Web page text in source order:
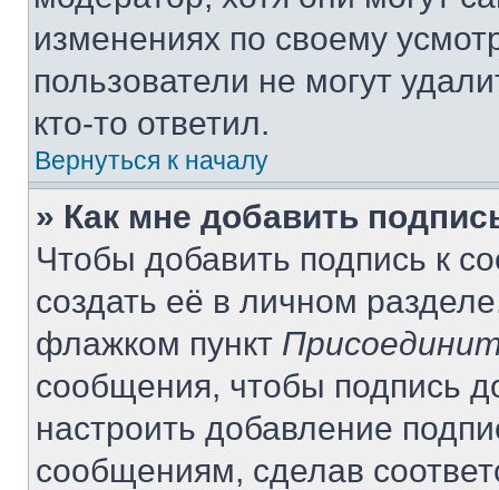
изменениях по своему
пользователи не могут
кто-то ответил.
Вернуться к началу
» Как мне добавить
Чтобы добавить подпись к
создать её в личном
флажком пункт
сообщения, чтобы подпись
настроить добавление
сообщениям, сделав